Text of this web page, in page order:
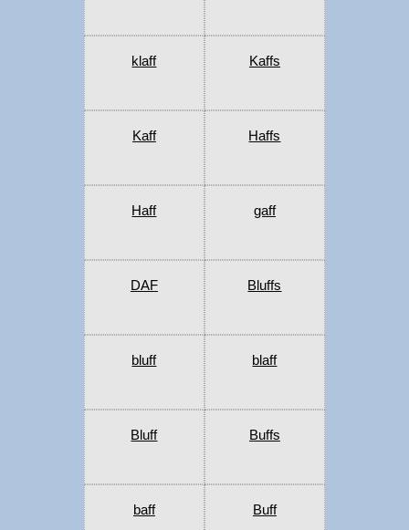
klaff Kaffs
Kaff Haffs
Haff gaff
DAF Bluffs
bluff blaff
Bluff Buffs
baff Buff